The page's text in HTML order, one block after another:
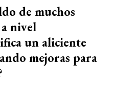
de muchos
nivel
un aliciente
mejoras para